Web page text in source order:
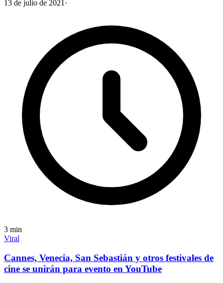
13 de julio de 2021 ·
3 min
Viral
Cannes, Venecia, San Sebastián y otros festivales de
cine se unirán para evento en YouTube